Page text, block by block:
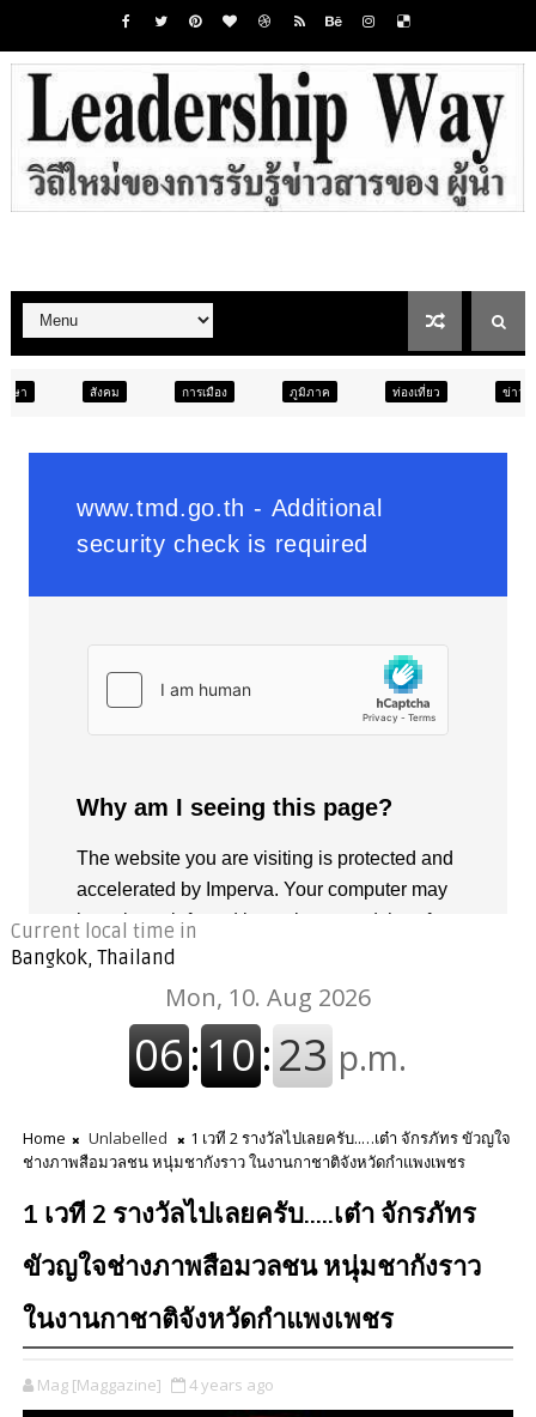
การเมือง ภูมิภาค ท่องเที่ยว ข่าวเด่น สังคม
Current local time in
Bangkok, Thailand
Home Unlabelled
1 เวที 2 รางวัลไปเลยครับ..…เต๋า จักรภัทร ขัวญใจ
ช่างภาพสือมวลชน หนุ่มชากังราว ในงานกาชาติจังหวัดกำแพงเพชร
1 เวที 2 รางวัลไปเลยครับ..…เต๋า จักรภัทร
ขัวญใจช่างภาพสือมวลชน หนุ่มชากังราว
ในงานกาชาติจังหวัดกำแพงเพชร
Mag [Maggazine] 4 years ago